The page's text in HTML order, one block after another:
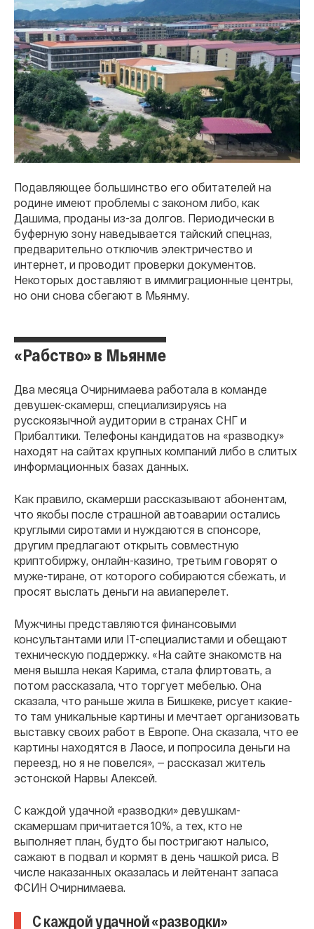
Подавляющее большинство его обитателей на
родине имеют проблемы с законом либо, как
Дашима, проданы из-за долгов. Периодически в
буферную зону наведывается тайский спецназ,
предварительно отключив электричество и
интернет, и проводит проверки документов.
Некоторых доставляют в иммиграционные центры,
но они снова сбегают в Мьянму.
«Рабство» в Мьянме
Два месяца Очирнимаева работала в команде
девушек-скамерш, специализируясь на
русскоязычной аудитории в странах СНГ и
Прибалтики. Телефоны кандидатов на «разводку»
находят на сайтах крупных компаний либо в слитых
информационных базах данных.
Как правило, скамерши рассказывают абонентам,
что якобы после страшной автоаварии остались
круглыми сиротами и нуждаются в спонсоре,
другим предлагают открыть совместную
криптобиржу, онлайн-казино, третьим говорят о
муже-тиране, от которого собираются сбежать, и
просят выслать деньги на авиаперелет.
Мужчины представляются финансовыми
консультантами или IT-специалистами и обещают
техническую поддержку. «На сайте знакомств на
меня вышла некая Карима, стала флиртовать, а
потом рассказала, что торгует мебелью. Она
сказала, что раньше жила в Бишкеке, рисует какие-
то там уникальные картины и мечтает организовать
выставку своих работ в Европе. Она сказала, что ее
картины находятся в Лаосе, и попросила деньги на
переезд, но я не повелся», — рассказал житель
эстонской Нарвы Алексей.
С каждой удачной «разводки» девушкам-
скамершам причитается 10%, а тех, кто не
выполняет план, будто бы постригают налысо,
сажают в подвал и кормят в день чашкой риса. В
числе наказанных оказалась и лейтенант запаса
ФСИН Очирнимаева.
С каждой удачной «разводки»